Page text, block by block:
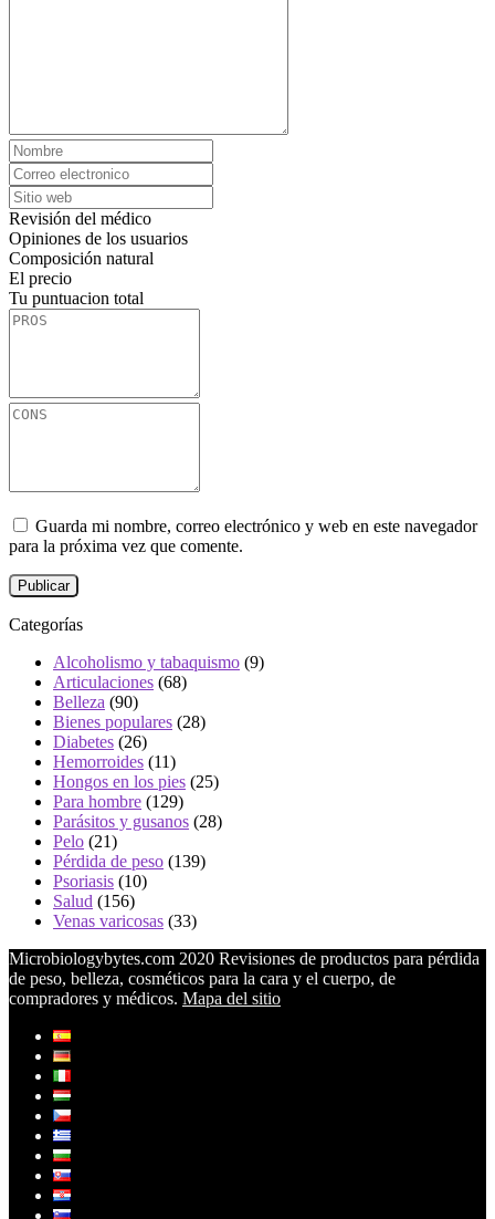
Revisión del médico
Opiniones de los usuarios
Composición natural
El precio
Tu puntuacion total
Guarda mi nombre, correo electrónico y web en este navegador
para la próxima vez que comente.
Categorías
Alcoholismo y tabaquismo (9)
Articulaciones (68)
Belleza (90)
Bienes populares (28)
Diabetes (26)
Hemorroides (11)
Hongos en los pies (25)
Para hombre (129)
Parásitos y gusanos (28)
Pelo (21)
Pérdida de peso (139)
Psoriasis (10)
Salud (156)
Venas varicosas (33)
Microbiologybytes.com 2020 Revisiones de productos para pérdida
de peso, belleza, cosméticos para la cara y el cuerpo, de
compradores y médicos. Mapa del sitio